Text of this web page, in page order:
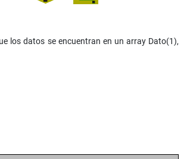
los datos se encuentran en un array Dato(1),